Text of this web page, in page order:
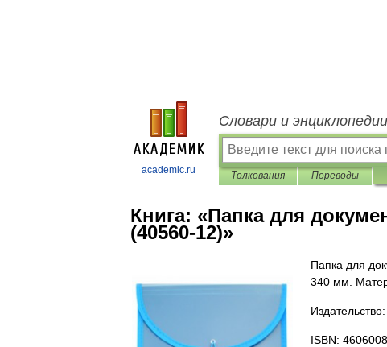
academic.ru
Словари и
Толкования Переводы
Книга: «Папка для
(40560-12)»
Папка для
340 мм.
ISBN: